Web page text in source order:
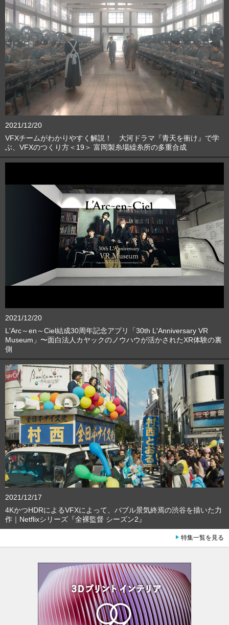
2021/12/20
VFXチームがわかりやすく解説！ 大河ドラマ『青天を衝け』で学
ぶ、VFXのつくり方＜19＞ 富岡製糸場繰糸所の多重合成
2021/12/20
L'Arc～en～Ciel結成30周年記念アプリ「30th L'Anniversary VR
Museum」〜面白法人カヤックのノウハウが活かされたXR体験の裏
側
2021/12/17
4KかつHDRによるVFXによって、バブル景気終焉の渋谷を描いた力
作｜Netflixシリーズ『全裸監督 シーズン2』
特集一覧を見る